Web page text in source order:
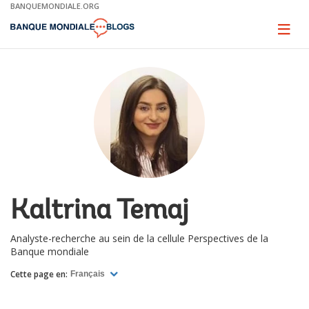
Skip
Main
BANQUEMONDIALE.ORG
Page
Kaltrina Temaj
Analyste-recherche au sein de la cellule Perspectives de la
Banque mondiale
Cette page en: Français